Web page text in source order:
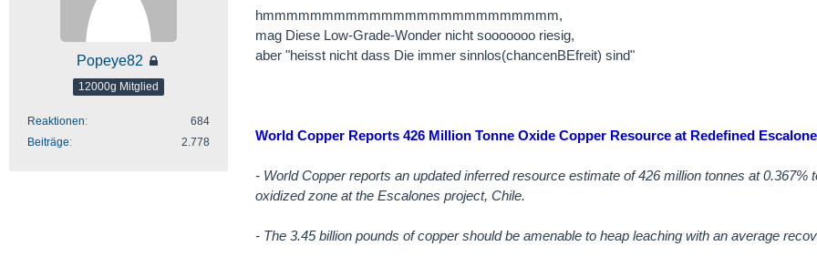
Popeye82
12000g Mitglied
Reaktionen
684
Beiträge
2.778
hmmmmmmmmmmmmmmmmmmmmmmmmm,
mag Diese Low-Grade-Wonder nicht sooooooo riesig,
aber "heisst nicht dass Die immer sinnlos(chancenBEfreit) sind"
World Copper Reports 426 Million Tonne Oxide Copper Resource at Redefined
- World Copper reports an updated inferred resource estimate of 426 million tonnes at 0.367%
oxidized zone at the Escalones project, Chile.
- The 3.45 billion pounds of copper should be amenable to heap leaching with an average